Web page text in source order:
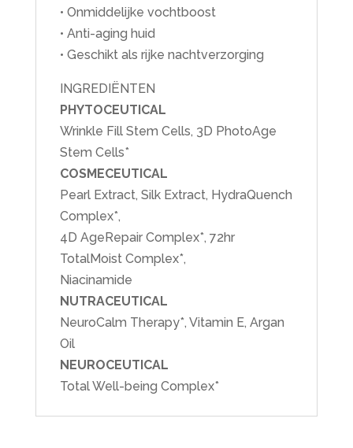
• Onmiddelijke vochtboost
• Anti-aging huid
• Geschikt als rijke nachtverzorging
INGREDIËNTEN
PHYTOCEUTICAL
Wrinkle Fill Stem Cells, 3D PhotoAge
Stem Cells*
COSMECEUTICAL
Pearl Extract, Silk Extract, HydraQuench
Complex*,
4D AgeRepair Complex*, 72hr
TotalMoist Complex*,
Niacinamide
NUTRACEUTICAL
NeuroCalm Therapy*, Vitamin E, Argan
Oil
NEUROCEUTICAL
Total Well-being Complex*